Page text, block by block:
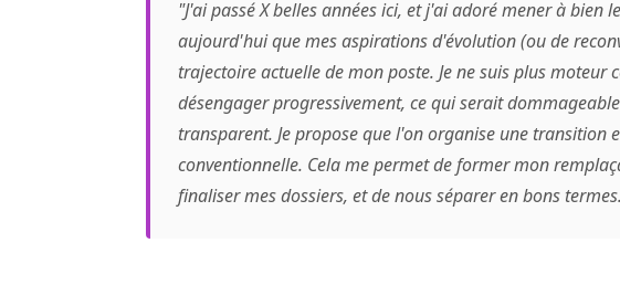
"J'ai passé X belles années ici, et j'ai adoré mener à bien
aujourd'hui que mes aspirations d'évolution (ou de
trajectoire actuelle de mon poste. Je ne suis plus moteur
désengager progressivement, ce qui serait
transparent. Je propose que l'on organise une transition
conventionnelle. Cela me permet de former mon
finaliser mes dossiers, et de nous séparer en bons